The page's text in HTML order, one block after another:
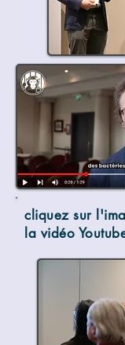
cliquez sur
la vidéo